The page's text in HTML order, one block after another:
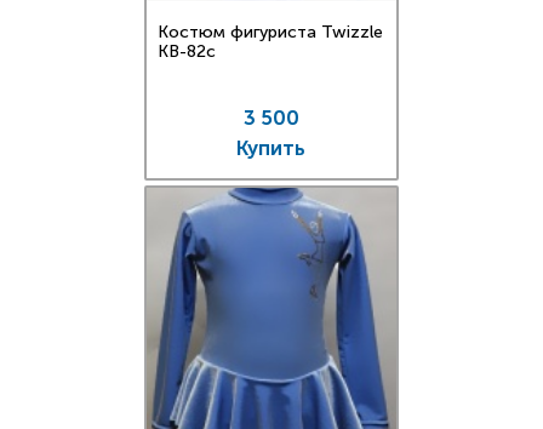
Костюм фигуриста Twizzle
KB-82c
3 500
Купить